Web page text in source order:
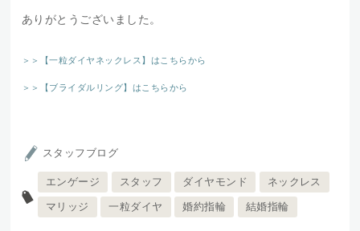
ありがとうございました。
＞＞【一粒ダイヤネックレス】はこちらから
＞＞【ブライダルリング】はこちらから
スタッフブログ
エンゲージ スタッフ ダイヤモンド ネックレス
マリッジ 一粒ダイヤ 婚約指輪 結婚指輪